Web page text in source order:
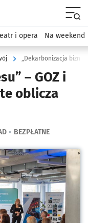
Wydarzenia
i opera Na weekend
„Dekarbonizacja
– GOZ i
oblicza
BEZPŁATNE